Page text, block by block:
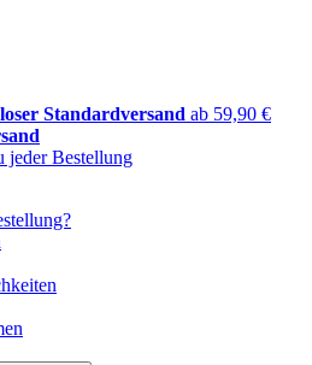
Standardversand ab 59,90 €
jeder Bestellung